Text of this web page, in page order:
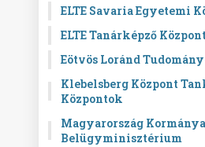
ELTE Savaria Egyetemi
ELTE Tanárképző
Eötvös Loránd
Klebelsberg Központ
Központok
Magyarország Kormánya
Belügyminisztérium